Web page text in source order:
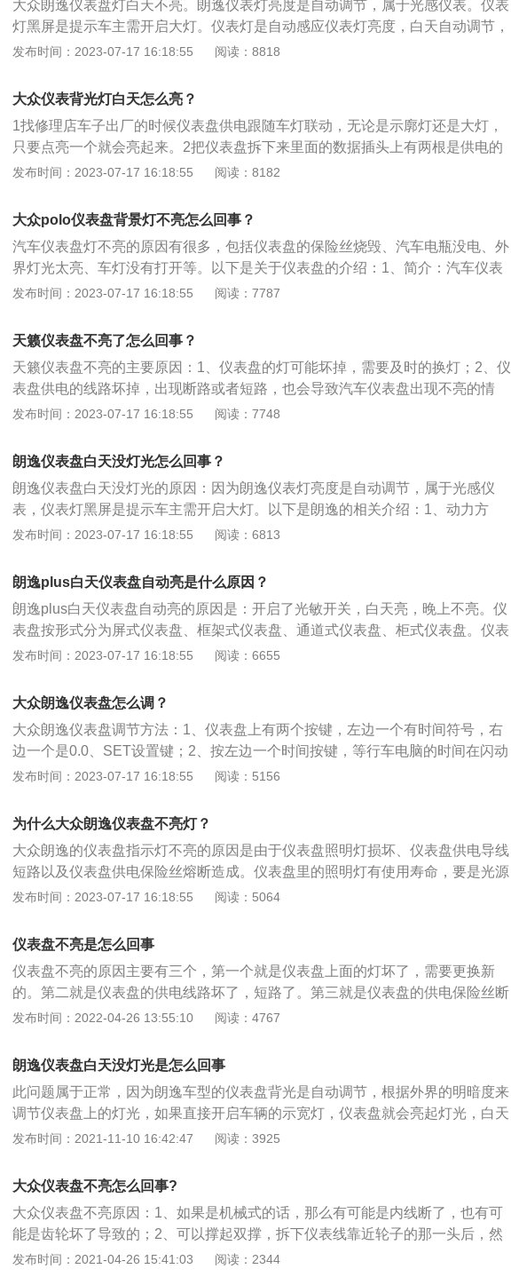
大众朗逸仪表盘灯白天不亮。朗逸仪表灯亮度是自动调节，属于光感仪表。仪表
灯黑屏是提示车主需开启大灯。仪表灯是自动感应仪表灯亮度，白天自动调节，
走隧道变暗，意思要开灯。指示灯：平时开车最常见指示灯，例如灯光信号灯、
例如燃油指示灯、车门状态指示灯、安全带指示灯等。一般警示灯在驾驶员进行
相应动作后熄灭，例如安全带指示灯，当系上安全带后，安全带指示灯会熄灭。
故障指示灯：最重要指示灯，例如发电机故障指示灯、变速箱故障指示灯等。这
些故障指示灯平时很少会点亮，或者在启动发动机时，会点亮片刻后熄灭，假如
故障指示灯常亮，并且伴有警告声，表明车辆已经出现故障或者异常。
发布时间：2023-07-17 16:18:55 阅读：8818
大众仪表背光灯白天怎么亮？
1找修理店车子出厂的时候仪表盘供电跟随车灯联动，无论是示廓灯还是大灯，
只要点亮一个就会亮起来。2把仪表盘拆下来里面的数据插头上有两根是供电的
线路。3连接线把这两根线延长，接到钥匙开关的ACC档上去，只要钥匙一转
发布时间：2023-07-17 16:18:55 阅读：8182
大众polo仪表盘背景灯不亮怎么回事？
汽车仪表盘灯不亮的原因有很多，包括仪表盘的保险丝烧毁、汽车电瓶没电、外
界灯光太亮、车灯没有打开等。以下是关于仪表盘的介绍：1、简介：汽车仪表
盘是反映车辆各系统工作状况的装置。2、指示灯种类：冷却液液面警报灯、燃
指示灯、制动防抱死系统（ABS）指示灯、驱动力控制指示灯、安全气囊（SR
S）警报灯等。
发布时间：2023-07-17 16:18:55 阅读：7787
天籁仪表盘不亮了怎么回事？
天籁仪表盘不亮的主要原因：1、仪表盘的灯可能坏掉，需要及时的换灯；2、仪
表盘供电的线路坏掉，出现断路或者短路，也会导致汽车仪表盘出现不亮的情
况；3、汽车仪表盘的供电保险丝断掉，自然会出现不供电的现象，仪表盘也就
天籁3.5加大了后座空间，后排座做了额外的防噪声处理，空调和音响的控制加装
在后排座上，后排座椅还有按摩装置。2、内饰方面。具有现代生活品位的内
饰，车内大面积采用木纹饰板；在仪表板、座椅和门扶手上则大量使用了小山羊
皮；大尺寸仪表盘、弧形设计的座椅和后座之间的操控台增添了豪华性。设计师
中岛敬认为，天籁正是从内饰着手，着力打造“现代生活”的理念。
发布时间：2023-07-17 16:18:55 阅读：7748
朗逸仪表盘白天没灯光怎么回事？
朗逸仪表盘白天没灯光的原因：因为朗逸仪表灯亮度是自动调节，属于光感仪
表，仪表灯黑屏是提示车主需开启大灯。以下是朗逸的相关介绍：1、动力方
面：上海大众LAVIDA朗逸采用的是源自Polo的1.6升发动机和源自大众新发动机
很多。2、配置方面：采用三幅运动方向盘、在高配车型上，侧气囊、天窗、打
孔真皮座椅、倒车雷达、蓝牙系统，带MP3功能的豪华影音系统都会配备。
发布时间：2023-07-17 16:18:55 阅读：6813
朗逸plus白天仪表盘自动亮是什么原因？
朗逸plus白天仪表盘自动亮的原因是：开启了光敏开关，白天亮，晚上不亮。仪
表盘按形式分为屏式仪表盘、框架式仪表盘、通道式仪表盘、柜式仪表盘。仪表
盘上指示灯有：前后雾灯指示灯、内循环指示灯、仪表盘各指示灯、清洗液指示
逸plus是由上汽大众集团发布的搭载1.2t、1.4t、1.5l三款发动机，匹配5速手动、
6速手自一体和7速双离合变速箱，4门5座、前置前驱的三厢紧凑型汽车。
发布时间：2023-07-17 16:18:55 阅读：6655
大众朗逸仪表盘怎么调？
大众朗逸仪表盘调节方法：1、仪表盘上有两个按键，左边一个有时间符号，右
边一个是0.0、SET设置键；2、按左边一个时间按键，等行车电脑的时间在闪动
时，再按右边的SET设置键；3、按一下SET是调整一下，长按SET设置键时间
幕与旋钮控制相结合的操作方式，并具有MP3播放能力，兼顾USB、AUX、SD
卡扩展槽，使用简便、功能强大，液晶屏幕采用折叠式设计。
发布时间：2023-07-17 16:18:55 阅读：5156
为什么大众朗逸仪表盘不亮灯？
大众朗逸的仪表盘指示灯不亮的原因是由于仪表盘照明灯损坏、仪表盘供电导线
短路以及仪表盘供电保险丝熔断造成。仪表盘里的照明灯有使用寿命，要是光源
损坏可以进行更换。解决仪表盘不亮的方法：前往4S店进行检查，更换仪表盘损
析：警示灯：警示灯具有警示功能，例如燃油指示灯、车门状态指示灯、安全带
指示灯等。一般警示灯在驾驶员进行相应动作后熄灭，例如安全带指示灯，当系
上安全带后，安全带指示灯会熄灭。故障指示灯：故障指示灯也是最重要的指示
灯，例如：发电机故障指示灯、变速箱故障指示灯等。这些故障指示灯平时很少
会点亮，或者在启动发动机时，会点亮片刻后熄灭，假如故障指示灯常亮，并且
发布时间：2023-07-17 16:18:55 阅读：5064
仪表盘不亮是怎么回事
仪表盘不亮的原因主要有三个，第一个就是仪表盘上面的灯坏了，需要更换新
的。第二就是仪表盘的供电线路坏了，短路了。第三就是仪表盘的供电保险丝断
了，就无法供电给仪表盘了。如果车主发现仪表盘不亮的话，就要先检查看看保
车的导线有没有问题。在平常的驾驶当中，汽车的仪表盘也是进行保养和维护
的，要保障好汽车仪表盘的正常工作。汽车仪表盘都是塑料的材质，所以要保养
的话，可以用湿巾先擦一擦，然后再用干的布擦干就可以了。
发布时间：2022-04-26 13:55:10 阅读：4767
朗逸仪表盘白天没灯光是怎么回事
此问题属于正常，因为朗逸车型的仪表盘背光是自动调节，根据外界的明暗度来
调节仪表盘上的灯光，如果直接开启车辆的示宽灯，仪表盘就会亮起灯光，白天
的时候没有灯光也不会影响正常的使用。大众品牌旗下的朗逸车型是一款紧凑型
分别是1.2T涡轮增压发动机，1.4T涡轮增压发动机和1.5升自然吸气发动机，那手
自一体变速箱，手动变速箱和干式双离合变速箱，车辆的驱动方式目前只有两驱
版本可以购买。
发布时间：2021-11-10 16:42:47 阅读：3925
大众仪表盘不亮怎么回事?
大众仪表盘不亮原因：1、如果是机械式的话，那么有可能是内线断了，也有可
能是齿轮坏了导致的；2、可以撑起双撑，拆下仪表线靠近轮子的那一头后，然
后转动车轮，看看齿轮是否有旋转的方法来排除；3、如果是电子式的，那么大
发布时间：2021-04-26 15:41:03 阅读：2344